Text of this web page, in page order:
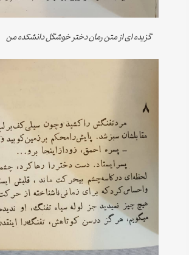
گزیده ای از متن رمان دختر خوشگل دانشکده من